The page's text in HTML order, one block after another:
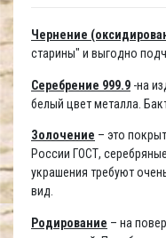
Чернение
старины" и выгодно
Серебрение 999.9 -на
белый цвет металла.
Золочение – это
России ГОСТ,
украшения требуют
вид.
Родирование – на